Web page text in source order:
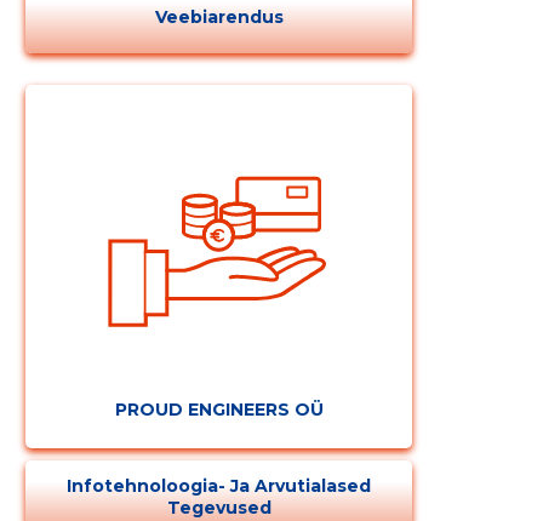
Veebiarendus
PROUD ENGINEERS OÜ
Infotehnoloogia- Ja Arvutialased
Tegevused